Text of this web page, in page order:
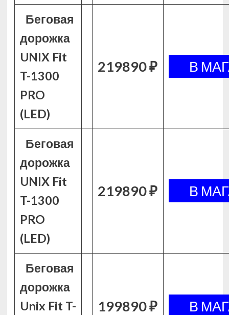
Беговая
дорожка
UNIX Fit
T-1300
PRO
(LED)
219890 ₽
Беговая
дорожка
UNIX Fit
T-1300
PRO
(LED)
219890 ₽
Беговая
дорожка
Unix Fit T-
199890 ₽